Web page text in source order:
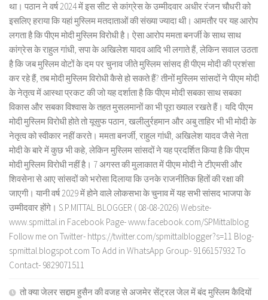
था। पठान ने वर्ष 2024 में इस सीट से कांग्रेस के उम्मीदवार अधीर रंजन चौधरी को
इसलिए हराया कि यहां मुस्लिम मतदाताओं की संख्या ज्यादा थी। आमतौर पर यह आरोप
लगता है कि पीएम मोदी मुस्लिम विरोधी है। ऐसा आरोप ममता बनर्जी के साथ साथ
कांग्रेस के राहुल गांधी, सपा के अखिलेश यादव आदि भी लगाते हैं, लेकिन सवाल उठता
है कि जब मुस्लिम वोटों के दम पर चुनाव जीते मुस्लिम सांसद ही पीएम मोदी की प्रशंसा
कर रहे हैं, तब मोदी मुस्लिम विरोधी कैसे हो सकते हैं? तीनों मुस्लिम सांसदों ने पीएम मोदी
के नेतृत्व में आस्था प्रकट की जो यह दर्शाता है कि पीएम मोदी सबका साथ सबका
विकास और सबका विश्वास के तहत मुसलमानों का भी पूरा ख्याल रखते हैं। यदि पीएम
मोदी मुस्लिम विरोधी होते तो यूसुफ पठान, खलीलुर्रहमान और अबु ताहिर भी भी मोदी के
नेतृत्व को स्वीकार नहीं करते। ममता बनर्जी, राहुल गांधी, अखिलेश यादव जैसे नेता
मोदी के बारे में कुछ भी कहे, लेकिन मुस्लिम सांसदों ने यह प्रदर्शित किया है कि पीएम
मोदी मुस्लिम विरोधी नहीं है। 7 अगस्त की मुलाकात में पीएम मोदी ने टीएमसी और
शिवसेना से आए सांसदों को भरोसा दिलाया कि उनके राजनीतिक हितों की रक्षा की
जाएगी। यानी वर्ष 2029 में होने वाले लोकसभा के चुनाव में यह सभी सांसद भाजपा के
उम्मीदवार होंगे। S.P.MITTAL BLOGGER ( 08-08-2026) Website-
www.spmittal.in Facebook Page- www.facebook.com/SPMittalblog
Follow me on Twitter- https://twitter.com/spmittalblogger?s=11 Blog-
spmittal.blogspot.com To Add in WhatsApp Group- 9166157932 To
Contact- 9829071511
तो क्या जेलर सद्दाम हुसैन की वजह से अजमेर सेंट्रल जेल में बंद मुस्लिम कैदियों